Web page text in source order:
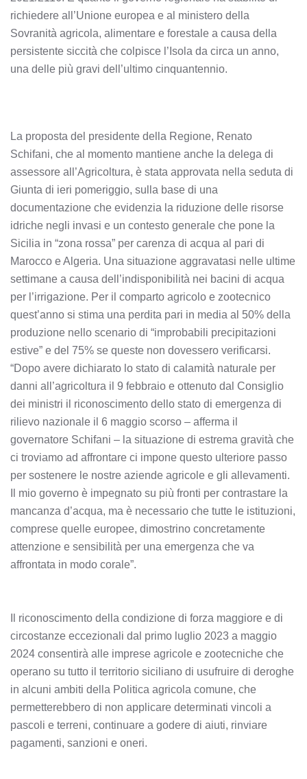
richiedere all’Unione europea e al ministero della
Sovranità agricola, alimentare e forestale a causa della
persistente siccità che colpisce l’Isola da circa un anno,
una delle più gravi dell’ultimo cinquantennio.
La proposta del presidente della Regione, Renato
Schifani, che al momento mantiene anche la delega di
assessore all’Agricoltura, è stata approvata nella seduta di
Giunta di ieri pomeriggio, sulla base di una
documentazione che evidenzia la riduzione delle risorse
idriche negli invasi e un contesto generale che pone la
Sicilia in “zona rossa” per carenza di acqua al pari di
Marocco e Algeria. Una situazione aggravatasi nelle ultime
settimane a causa dell’indisponibilità nei bacini di acqua
per l’irrigazione. Per il comparto agricolo e zootecnico
quest’anno si stima una perdita pari in media al 50% della
produzione nello scenario di “improbabili precipitazioni
estive” e del 75% se queste non dovessero verificarsi.
“Dopo avere dichiarato lo stato di calamità naturale per
danni all’agricoltura il 9 febbraio e ottenuto dal Consiglio
dei ministri il riconoscimento dello stato di emergenza di
rilievo nazionale il 6 maggio scorso – afferma il
governatore Schifani – la situazione di estrema gravità che
ci troviamo ad affrontare ci impone questo ulteriore passo
per sostenere le nostre aziende agricole e gli allevamenti.
Il mio governo è impegnato su più fronti per contrastare la
mancanza d’acqua, ma è necessario che tutte le istituzioni,
comprese quelle europee, dimostrino concretamente
attenzione e sensibilità per una emergenza che va
affrontata in modo corale”.
Il riconoscimento della condizione di forza maggiore e di
circostanze eccezionali dal primo luglio 2023 a maggio
2024 consentirà alle imprese agricole e zootecniche che
operano su tutto il territorio siciliano di usufruire di deroghe
in alcuni ambiti della Politica agricola comune, che
permetterebbero di non applicare determinati vincoli a
pascoli e terreni, continuare a godere di aiuti, rinviare
pagamenti, sanzioni e oneri.